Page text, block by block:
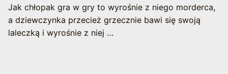
Jak chłopak gra w gry to wyrośnie z niego morderca,
a dziewczynka przecież grzecznie bawi się swoją
laleczką i wyrośnie z niej …